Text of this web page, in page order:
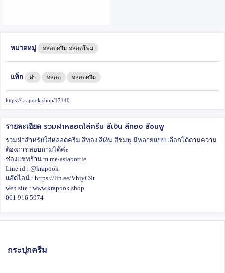
หมวดหมู่ หลอดครีม-หลอดโฟม
แท็ก ฝา หลอด หลอดครีม
https://krapook.shop/17140
รายละเอียด รวมฝาหลอดใส่ครีม สีเงิน สีทอง สีชมพู
รวมฝาสำหรับใส่หลอดครีม สีทอง สีเงิน สีชมพู มีหลายแบบ เลือกได้ตามความ
ต้องการ สอบถามได้ค่ะ
ช่องแชทร้าน m.me/asiabottle
Line id : @krapook
แอ๊ดไลน์ : https://lin.ee/VhiyC9t
web site : www.krapook.shop
061 916 5974
กระปุกครีม